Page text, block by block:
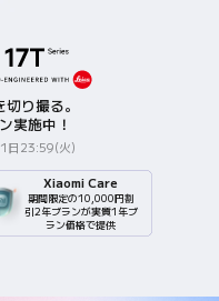
り撮る。
実施中！
日23:59(火)
Xiaomi Care
期間限定の10,000円割
引2年ブランが実質1年ブ
ラン価格で提供